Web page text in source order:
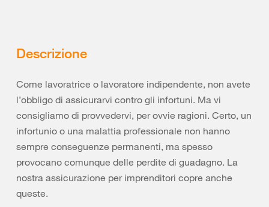
Descrizione
Come lavoratrice o lavoratore indipendente, non avete
l’obbligo di assicurarvi contro gli infortuni. Ma vi
consigliamo di provvedervi, per ovvie ragioni. Certo, un
infortunio o una malattia professionale non hanno
sempre conseguenze permanenti, ma spesso
provocano comunque delle perdite di guadagno. La
nostra assicurazione per imprenditori copre anche
queste.